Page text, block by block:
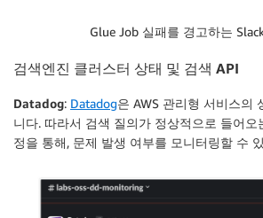
Glue Job 실패를 경고하는
검색엔진 클러스터 상태 및 검색 API
Datadog: Datadog은 AWS 관리형 서비스의
니다. 따라서 검색 질의가 정상적으로 들어오
정을 통해, 문제 발생 여부를 모니터링할 수